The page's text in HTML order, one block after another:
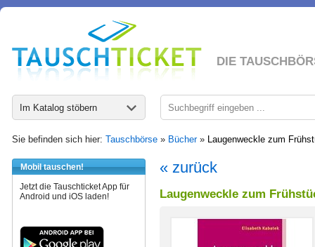
DIE
Im Katalog stöbern
Sie befinden sich hier: Tauschbörse » Bücher» Laugenweckle zum
Mobil tauschen!
Jetzt die Tauschticket App für
Android und iOS laden!
« zurück
Laugenweckle zum